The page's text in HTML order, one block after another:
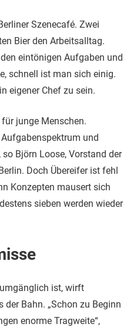
Szenecafé. Zwei
Bier den Arbeitsalltag.
eintönigen Aufgaben und
schnell ist man sich einig.
eigener Chef zu sein.
junge Menschen.
und
Björn Loose, Vorstand der
Doch Übereifer ist fehl
Konzepten mausert sich
sieben werden wieder
ist, wirft
der Bahn. „Schon zu Beginn
enorme Tragweite“,